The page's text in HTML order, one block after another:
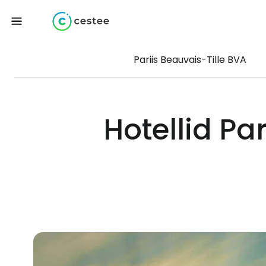
Pariis Beauvais-Tille BVA
Hotellid